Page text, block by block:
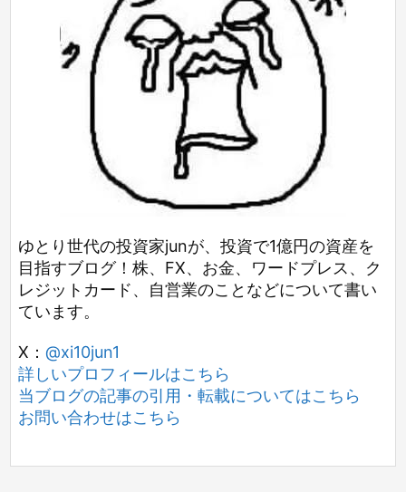
ゆとり世代の投資家junが、投資で1億円の資産を
目指すブログ！株、FX、お金、ワードプレス、ク
レジットカード、自営業のことなどについて書い
ています。
X： @xi10jun1
詳しいプロフィールはこちら
当ブログの記事の引用・転載についてはこちら
お問い合わせはこちら